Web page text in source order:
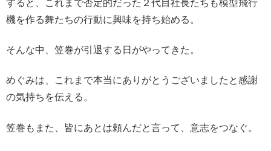
すると、これまで否定的だった２代目社長たちも模型飛行
機を作る舞たちの行動に興味を持ち始める。
そんな中、笠巻が引退する日がやってきた。
めぐみは、これまで本当にありがとうございましたと感謝
の気持ちを伝える。
笠巻もまた、皆にあとは頼んだと言って、意志をつなぐ。